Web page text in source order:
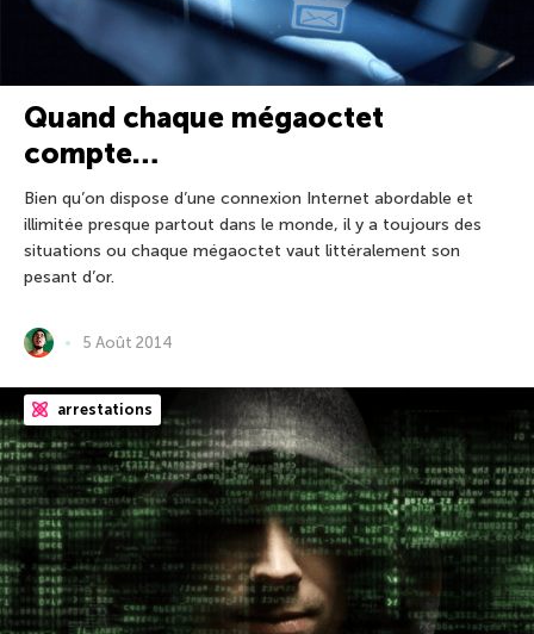
Quand chaque mégaoctet
compte…
Bien qu’on dispose d’une connexion Internet abordable et
illimitée presque partout dans le monde, il y a toujours des
situations ou chaque mégaoctet vaut littéralement son
pesant d’or.
5 Août 2014
arrestations